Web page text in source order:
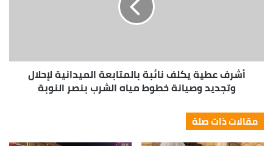
أشرف عطية يكلف نائبة بالمتابعة الميدانية لإحلال
وتجديد وصيانة خطوط مياه الشرب بنصر النوبة
مقالات ذات صلة